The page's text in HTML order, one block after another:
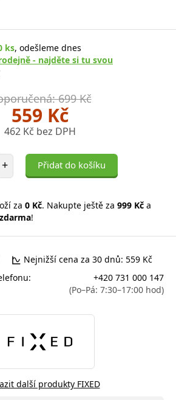
ks, odešleme dnes
- najděte si tu svou
699 Kč
559 Kč
462 Kč bez DPH
+ Přidat do košíku
za 0 Kč. Nakupte ještě za 999 Kč a
!
Nejnižší cena za 30 dnů: 559 Kč
+420 731 000 147
(Po–Pá: 7:30–17:00 hod)
další produkty FIXED